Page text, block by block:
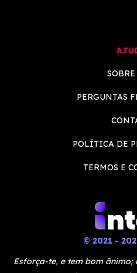
PERGUNTAS
POLÍTICA DE
TERMOS E
© 2021 -
Esforça-te, e tem bom ânimo;